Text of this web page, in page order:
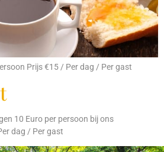
Prijs €15 / Per dag / Per gast
10 Euro per persoon bij ons
dag / Per gast